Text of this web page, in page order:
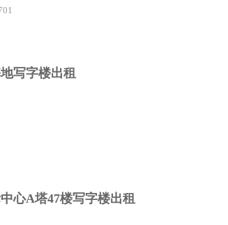
写字楼出租
心A塔47楼写字楼出租